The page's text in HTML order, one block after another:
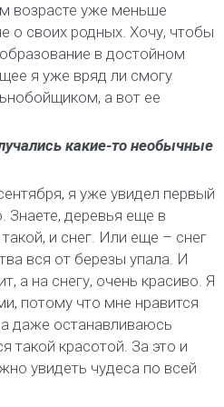
возрасте уже меньше
о своих родных. Хочу, чтобы
в достойном
я уже вряд ли смогу
а вот ее
какие-то необычные
я уже увидел первый
Знаете, деревья еще в
и снег. Или еще – снег
вся от березы упала. И
а на снегу, очень красиво. Я
потому что мне нравится
даже останавливаюсь
такой красотой. За это и
увидеть чудеса по всей